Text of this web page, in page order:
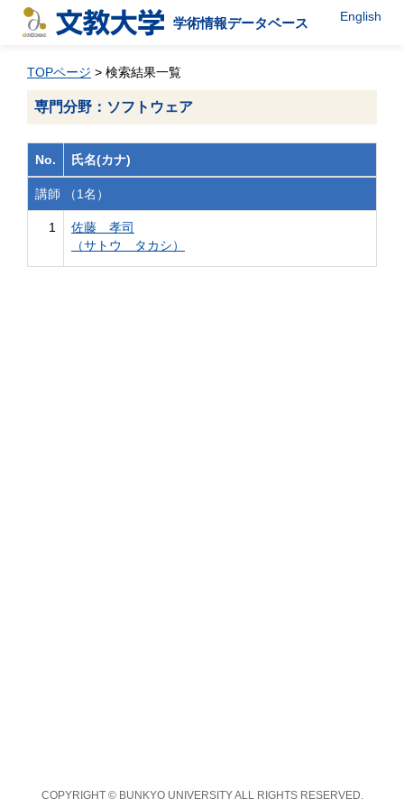
学術情報データベース English
TOPページ > 検索結果一覧
専門分野：ソフトウェア
No. 氏名(カナ)
講師 （1名）
1
佐藤 孝司
（サトウ タカシ）
COPYRIGHT © BUNKYO UNIVERSITY ALL RIGHTS RESERVED.